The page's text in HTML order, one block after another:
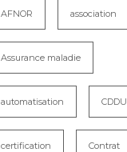
AFNOR association
Assurance maladie
automatisation CDDU
certification Contrat